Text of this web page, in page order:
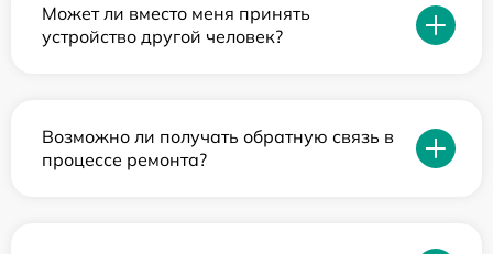
Может ли вместо меня принять
устройство другой человек?
Возможно ли получать обратную связь в
процессе ремонта?